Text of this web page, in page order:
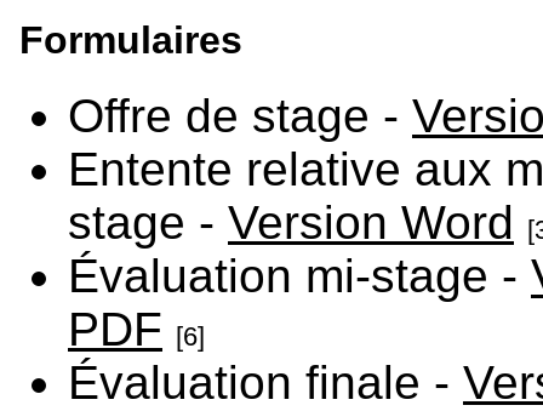
Formulaires
Offre de stage -
Entente relative aux
stage - Version Word
Évaluation mi-stage -
PDF [6]
Évaluation finale -